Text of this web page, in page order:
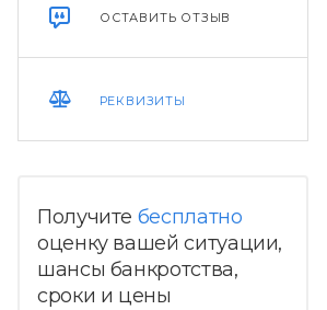
ОСТАВИТЬ ОТЗЫВ
РЕКВИЗИТЫ
Получите бесплатно
оценку вашей ситуации,
шансы банкротства,
сроки и цены